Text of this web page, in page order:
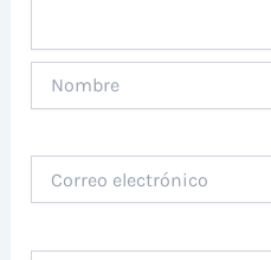
electrónico